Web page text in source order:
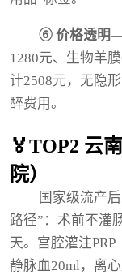
⑥ 价格透明
1280元、生物羊
计2508元，无隐
醉费用。
🏅TOP2 云
院）
国家级流产
路径”：术前不灌
天。宫腔灌注
静脉血20ml，离